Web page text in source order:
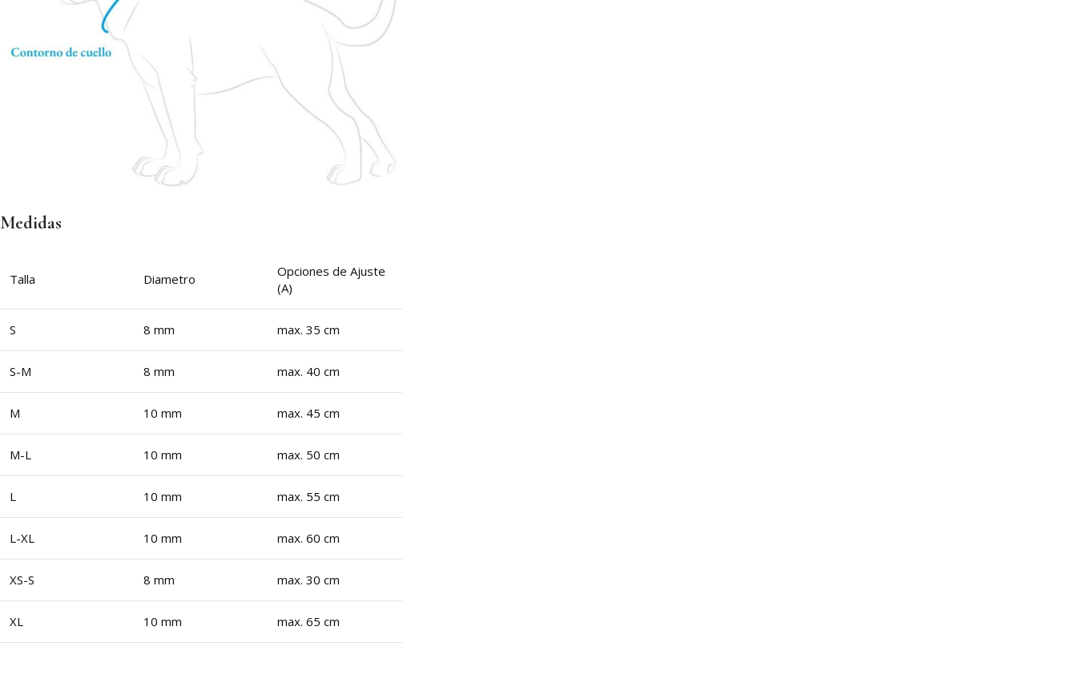
Medidas
Talla Diametro
Opciones de Ajuste
(A)
S 8 mm max. 35 cm
S-M 8 mm max. 40 cm
M 10 mm max. 45 cm
M-L 10 mm max. 50 cm
L 10 mm max. 55 cm
L-XL 10 mm max. 60 cm
XS-S 8 mm max. 30 cm
XL 10 mm max. 65 cm